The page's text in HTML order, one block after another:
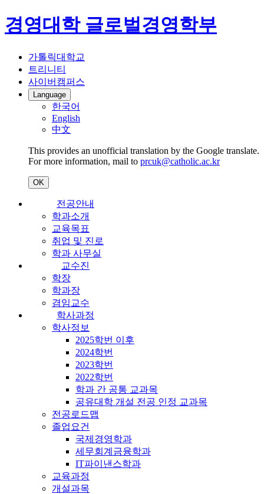
경영대학 글로벌경영학부
가톨릭대학교
트리니티
사이버캠퍼스
Language
한국어
English
中文
This provides an unofficial translation by the Google translate.
For more information, mail to prcuk@catholic.ac.kr
OK
전공안내
학과소개
교육목표
취업 및 진로
학과 사무실
교수진
학장
학과장
겸임교수
학사과정
학사정보
2025학번 이후
2024학번
2023학번
2022학번
학과 간 공통 교과목
공유대학 개설 전공 인정 교과목
전공로드맵
졸업요건
국제경영학과
세무회계금융학과
IT파이낸스학과
교육과정
개설과목